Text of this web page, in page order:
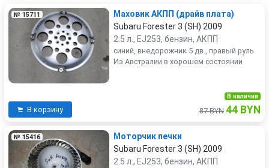
№ 15711
Маховик АКПП (драйв плата)
Subaru Forester 3 (SH) 2009
2.5 л., EJ253, бензин, АКПП
синий, внедорожник 5 дв., правый руль
Из Австралии в хорошем состоянии
В корзину
В наличии
87 BYN 44 BYN
№ 15416
Моторчик печки
Subaru Forester 3 (SH) 2009
2.5 л., EJ253, бензин, АКПП